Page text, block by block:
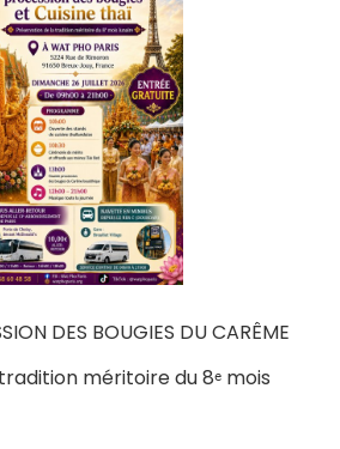
DES BOUGIES DU CARÊME
méritoire du 8ᵉ mois